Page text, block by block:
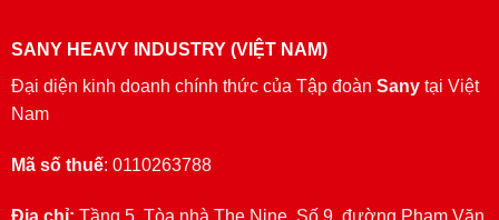
SANY HEAVY INDUSTRY (VIỆT NAM)
Đại diện kinh doanh chính thức của Tập đoàn Sanytại Việt
Nam
Mã số thuế: 0110263788
Địa chỉ: Tầng 5, Tòa nhà The Nine, Số 9, đường Phạm Văn